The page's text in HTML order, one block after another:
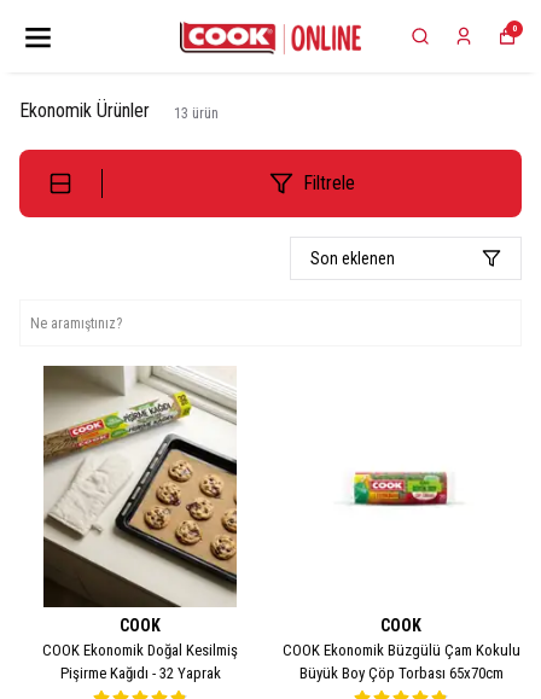
0
Ekonomik Ürünler 13 ürün
Filtrele
Son eklenen
COOK
COOK Ekonomik Doğal Kesilmiş
Pişirme Kağıdı - 32 Yaprak
COOK
COOK Ekonomik Büzgülü Çam Kokulu
Büyük Boy Çöp Torbası 65x70cm